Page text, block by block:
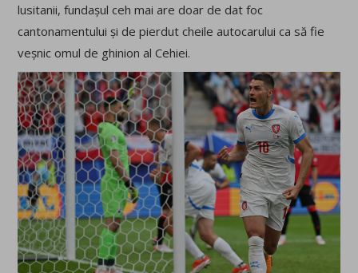
lusitanii, fundașul ceh mai are doar de dat foc
cantonamentului și de pierdut cheile autocarului ca să fie
veșnic omul de ghinion al Cehiei.